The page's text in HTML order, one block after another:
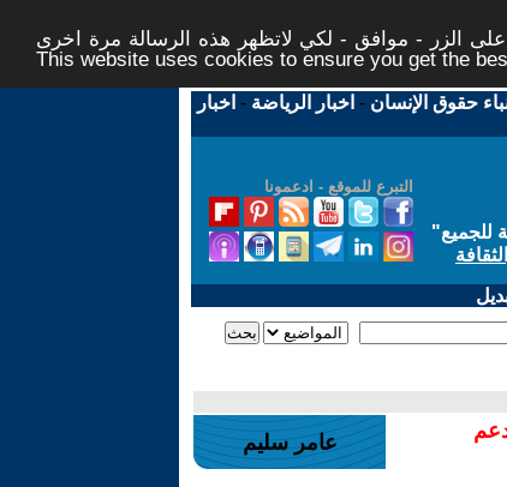
الزر - موافق - لكي لاتظهر هذه الرسالة مرة اخرى -
This website uses cookies to ensure you get the
حقوق الإنسان - اخبار الرياضة - اخبار
التبرع للموقع - ادعمونا
للجميع"
عامر سليم